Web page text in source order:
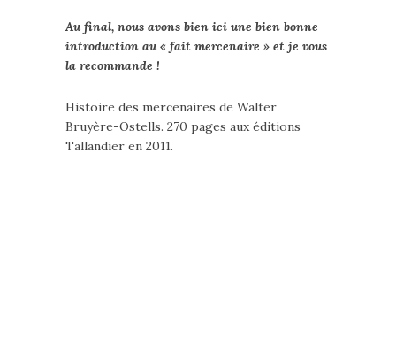
Au final, nous avons bien ici une bien bonne
introduction au « fait mercenaire » et je vous
la recommande !
Histoire des mercenaires de Walter
Bruyère-Ostells. 270 pages aux éditions
Tallandier en 2011.